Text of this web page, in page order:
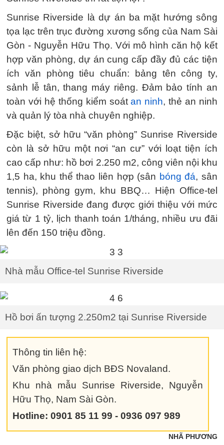
Sunrise Riverside là dự án ba mặt hướng sông
tọa lạc trên trục đường xương sống của Nam Sài
Gòn - Nguyễn Hữu Thọ. Với mô hình căn hộ kết
hợp văn phòng, dự án cung cấp đầy đủ các tiện
ích văn phòng tiêu chuẩn: bảng tên công ty,
sảnh lễ tân, thang máy riêng. Đảm bảo tính an
toàn với hệ thống kiểm soátan ninh, thẻ an ninh
và quản lý tòa nhà chuyên nghiệp.
Đặc biệt, sở hữu “văn phòng” Sunrise Riverside
còn là sở hữu một nơi “an cư” với loạt tiện ích
cao cấp như: hồ bơi 2.250 m2, công viên nội khu
1,5 ha, khu thể thao liên hợp (sân bóng đá, sân
tennis), phòng gym, khu BBQ… Hiện Office-tel
Sunrise Riverside đang được giới thiệu với mức
giá từ 1 tỷ, lịch thanh toán 1/tháng, nhiều ưu đãi
lên đến 150 triệu đồng.
Nhà mẫu Office-tel Sunrise Riverside
Hồ bơi ấn tượng 2.250m2 tại Sunrise Riverside
Thông tin liên hệ:
Văn phòng giao dịch BĐS Novaland.
Khu nhà mẫu Sunrise Riverside, Nguyễn
Hữu Thọ, Nam Sài Gòn.
Hotline: 0901 85 11 99 - 0936 097 989
NHÃ PHƯƠNG